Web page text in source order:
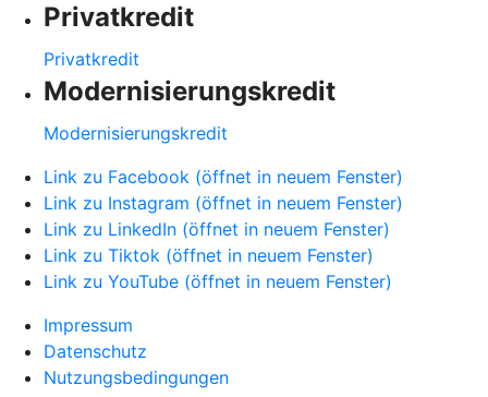
Privatkredit
Privatkredit
Modernisierungskredit
Modernisierungskredit
Link zu Facebook (öffnet in neuem Fenster)
Link zu Instagram (öffnet in neuem Fenster)
Link zu LinkedIn (öffnet in neuem Fenster)
Link zu Tiktok (öffnet in neuem Fenster)
Link zu YouTube (öffnet in neuem Fenster)
Impressum
Datenschutz
Nutzungsbedingungen